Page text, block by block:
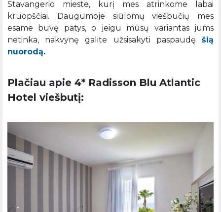
Stavangerio mieste, kurį mes atrinkome labai
kruopščiai. Daugumoje siūlomų viešbučių mes
esame buvę patys, o jeigu mūsų variantas jums
netinka, nakvynę galite užsisakyti paspaudę šią
nuorodą.
Plačiau apie 4* Radisson Blu Atlantic
Hotel viešbutį: